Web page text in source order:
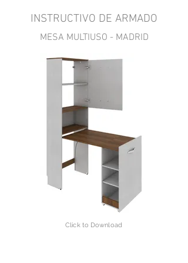
INSTRUCTIVO DE ARMADO
MESA MULTIUSO - MADRID
Click to Download